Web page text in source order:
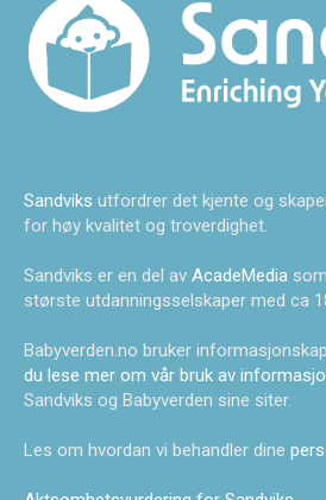
Sandviks utfordrer det kjente og
for høy kvalitet og troverdighet.
Sandviks er en del av AcadeMedia
største utdanningsselskaper med ca
Babyverden.no bruker
du lese mer om vår bruk av
Sandviks og Babyverden sine siter.
Les om hvordan vi behandler dine